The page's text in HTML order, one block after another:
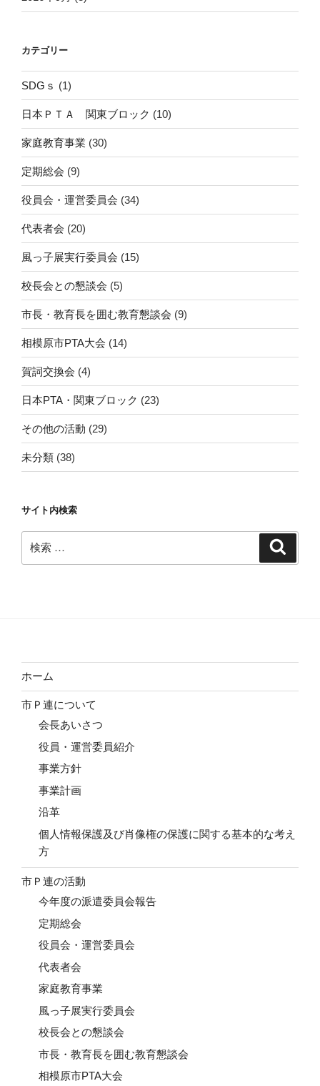
カテゴリー
SDGｓ (1)
日本ＰＴＡ 関東ブロック (10)
家庭教育事業 (30)
定期総会 (9)
役員会・運営委員会 (34)
代表者会 (20)
風っ子展実行委員会 (15)
校長会との懇談会 (5)
市長・教育長を囲む教育懇談会 (9)
相模原市PTA大会 (14)
賀詞交換会 (4)
日本PTA・関東ブロック (23)
その他の活動 (29)
未分類 (38)
サイト内検索
索:
ホーム
市Ｐ連について
会長あいさつ
役員・運営委員紹介
事業方針
事業計画
沿革
個人情報保護及び肖像権の保護に関する基本的な考え
方
市Ｐ連の活動
今年度の派遣委員会報告
定期総会
役員会・運営委員会
代表者会
家庭教育事業
風っ子展実行委員会
校長会との懇談会
市長・教育長を囲む教育懇談会
相模原市PTA大会